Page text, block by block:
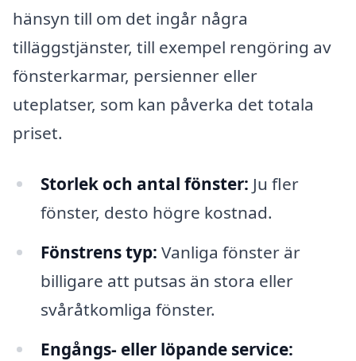
hänsyn till om det ingår några
tilläggstjänster, till exempel rengöring av
fönsterkarmar, persienner eller
uteplatser, som kan påverka det totala
priset.
Storlek och antal fönster: Ju fler
fönster, desto högre kostnad.
Fönstrens typ: Vanliga fönster är
billigare att putsas än stora eller
svåråtkomliga fönster.
Engångs- eller löpande service: